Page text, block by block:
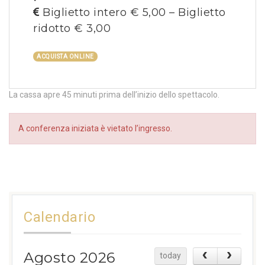
Biglietto intero € 5,00 – Biglietto
ridotto € 3,00
ACQUISTA ONLINE
La cassa apre 45 minuti prima dell’inizio dello spettacolo.
A conferenza iniziata è vietato l’ingresso.
Calendario
Agosto 2026 today